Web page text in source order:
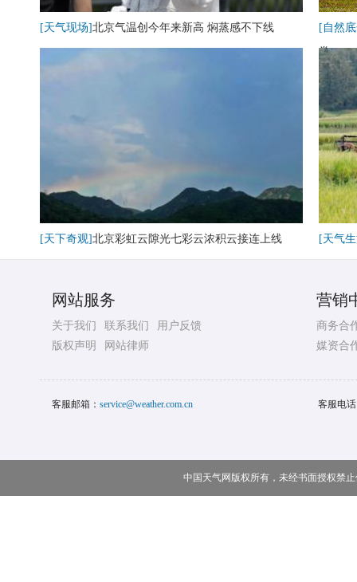
[天气现场]北京气温创今年来新高 焖蒸感不下线
[自然
卷
[天下奇观]北京彩虹云隙光七彩云浓积云接连上线 [天气
网站服务
关于我们 联系我们
用户反馈
版权声明
网站律师
营销
商务合
媒资合
客服邮箱： service@weather.com.cn 客服电
中国天气网版权所有，未经书面授权